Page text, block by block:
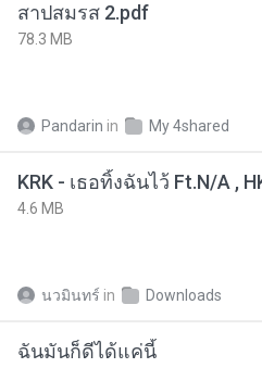
สาปสมรส 2.pdf
78.3 MB
Pandarin in My 4shared
KRK - เธอทิ้งฉันไว้ Ft.N/A ,
4.6 MB
นวมินทร์ in Downloads
ฉันมันก็ดีได้แค่นี้